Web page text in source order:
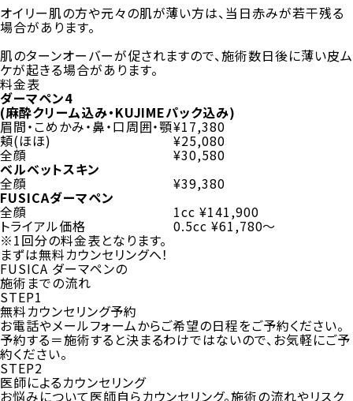
オイリー肌の方や元々の肌が薄い方は、当日赤みが若干残る
場合があります。
肌のターンオーバーが促されますので、施術数日後に薄い皮ム
ケが起きる場合があります。
料金表
ダーマペン4
(麻酔クリーム込み・KUJIMEパック込み)
眉間・こめかみ・鼻・口周囲・顎¥17,380
頬(ほほ) ¥25,080
全顔 ¥30,580
ベルベットスキン
全顔 ¥39,380
FUSICAダーマペン
全顔 1cc ¥141,900
トライアル価格 0.5cc ¥61,780～
※1回分の料金表となります。
まずは無料カウンセリングへ！
FUSICA ダーマペンの
施術までの流れ
STEP1
無料カウンセリング予約
お電話やメールフォームからご希望の日程をご予約ください。
予約する＝施術すると決まるわけではないので、お気軽にご予
約ください。
STEP2
医師によるカウンセリング
お悩みについて医師自らカウンセリング。施術の流れやリスク